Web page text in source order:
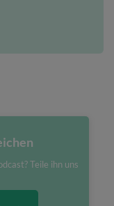
Teile ihn uns